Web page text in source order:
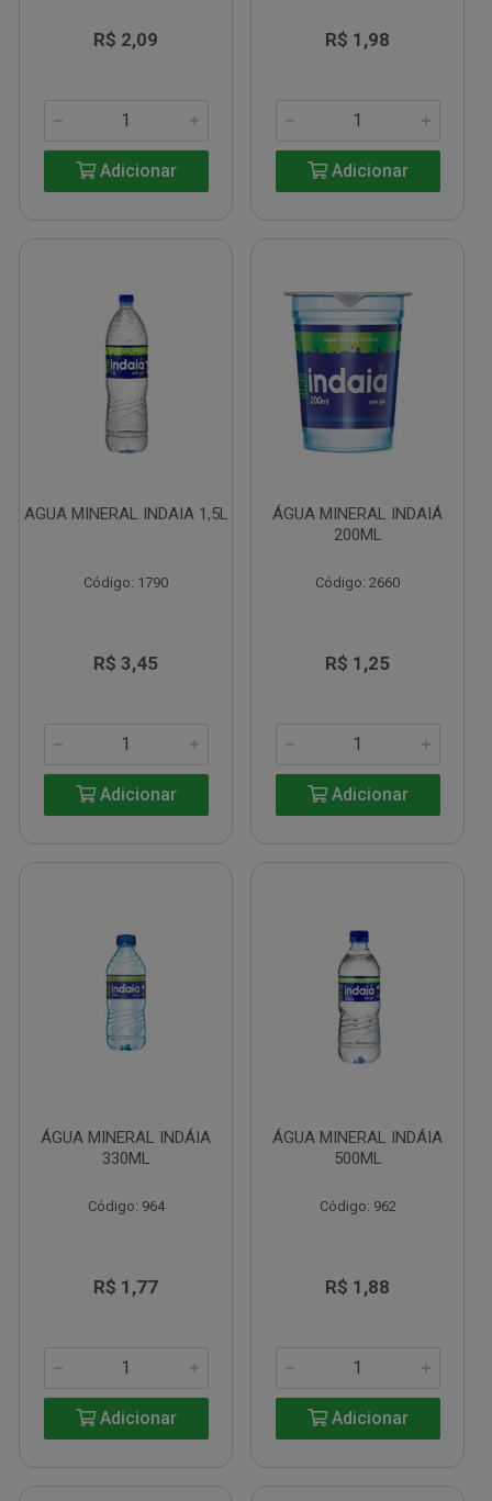
R$ 2,09
Adicionar
R$ 1,98
Adicionar
AGUA MINERAL INDAIA 1,5L
Código: 1790
R$ 3,45
Adicionar
ÁGUA MINERAL INDAIÁ
200ML
Código: 2660
R$ 1,25
Adicionar
ÁGUA MINERAL INDÁIA
330ML
Código: 964
R$ 1,77
Adicionar
ÁGUA MINERAL INDÁIA
500ML
Código: 962
R$ 1,88
Adicionar